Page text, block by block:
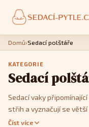
Domů›Sedací polštáře
KATEGORIE
Sedací
Sedací vaky
střih a vyznačují se
jako křesla, postavíte li
Číst více